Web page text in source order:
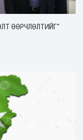
ӨӨРЧЛӨЛТИЙГ"